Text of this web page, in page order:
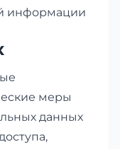
информации
меры
данных